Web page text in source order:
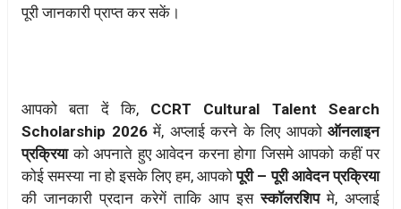
पूरी जानकारी प्राप्त कर सकें।
आपको बता दें कि, CCRT Cultural Talent Search
Scholarship 2026में, अप्लाई करने के लिए आपकोऑनलाइन
प्रक्रियाको अपनाते हुए आवेदन करना होगा जिसमे आपको कहीं पर
कोई समस्या ना हो इसके लिए हम, आपकोपूरी – पूरी आवेदन प्रक्रिया
की जानकारी प्रदान करेगें ताकि आप इसस्कॉलरशिपमे, अप्लाई